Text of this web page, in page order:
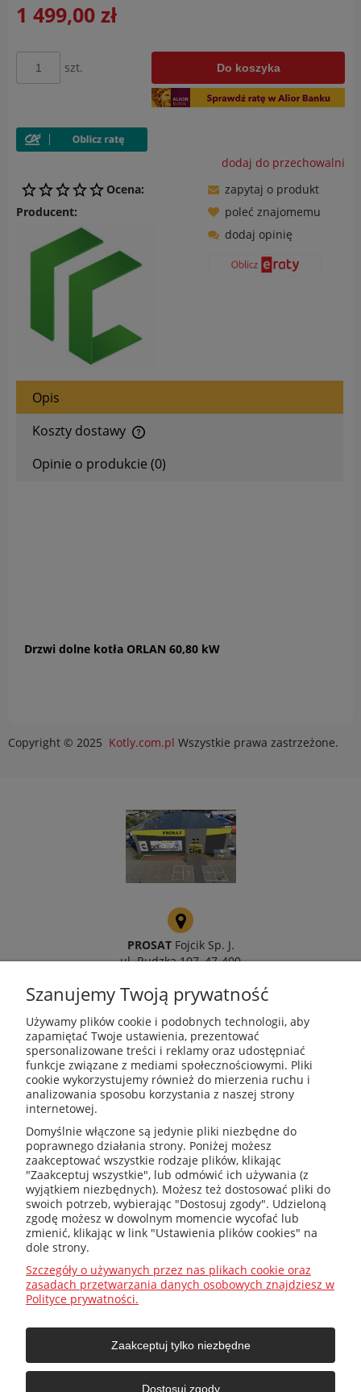
1 499,00 zł
szt. Do koszyka
dodaj do przechowalni
Ocena:
Producent:
zapytaj o produkt
poleć znajomemu
dodaj opinię
Opis
Koszty dostawy
Opinie o produkcie (0)
Drzwi dolne kotła ORLAN 60,80 kW
Copyright © 2025 Kotly.com.pl Wszystkie prawa zastrzeżone.
PROSATFojcik Sp. J.
ul. Rudzka 107, 47-400
kotly@kotly.com.pl
+48 32 419 01 20
+48 32 415 31 65
O firmie
Szanujemy Twoją prywatność
Używamy plików cookie i podobnych technologii, aby
zapamiętać Twoje ustawienia, prezentować
spersonalizowane treści i reklamy oraz udostępniać
funkcje związane z mediami społecznościowymi. Pliki
cookie wykorzystujemy również do mierzenia ruchu i
analizowania sposobu korzystania z naszej strony
internetowej.
Domyślnie włączone są jedynie pliki niezbędne do
poprawnego działania strony. Poniżej możesz
zaakceptować wszystkie rodzaje plików, klikając
"Zaakceptuj wszystkie", lub odmówić ich używania (z
wyjątkiem niezbędnych). Możesz też dostosować pliki do
swoich potrzeb, wybierając "Dostosuj zgody". Udzieloną
zgodę możesz w dowolnym momencie wycofać lub
zmienić, klikając w link "Ustawienia plików cookies" na
dole strony.
Szczegóły o używanych przez nas plikach cookie oraz
zasadach przetwarzania danych osobowych znajdziesz w
Polityce prywatności.
Zaakceptuj tylko niezbędne
Dostosuj zgody